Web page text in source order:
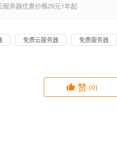
服务器优惠价格29元1年起
免费云服务器 免费服务器
赞 (0)